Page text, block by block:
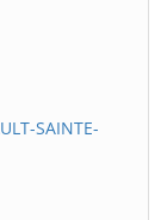
SAINTE-